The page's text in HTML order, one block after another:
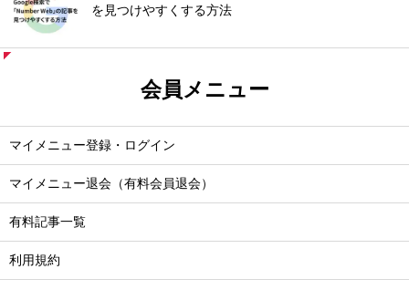
を見つけやすくする方法
会員メニュー
マイメニュー登録・ログイン
マイメニュー退会（有料会員退会）
有料記事一覧
利用規約